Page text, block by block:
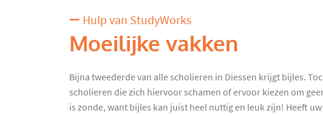
Hulp van StudyWorks
Moeilijke vakken
Bijna tweederde van alle scholieren in Diessen krijgt bijles.
scholieren die zich hiervoor schamen of ervoor kiezen om
is zonde, want bijles kan juist heel nuttig en leuk zijn! Heeft